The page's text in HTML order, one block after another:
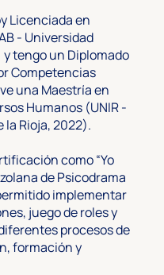
Licenciada en
- Universidad
tengo un Diplomado
Competencias
una Maestría en
Humanos (UNIR -
Rioja, 2022).
como “Yo
de Psicodrama
implementar
juego de roles y
procesos de
formación y